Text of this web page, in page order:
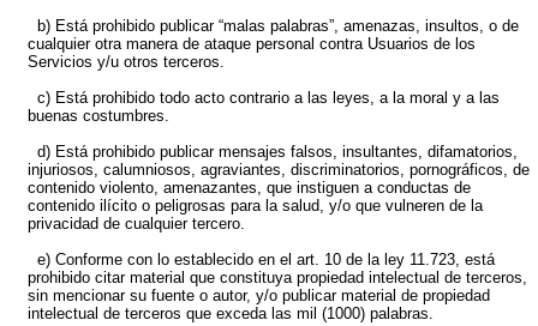
b) Está prohibido publicar “malas palabras”, amenazas, insultos, o de
cualquier otra manera de ataque personal contra Usuarios de los
Servicios y/u otros terceros.
c) Está prohibido todo acto contrario a las leyes, a la moral y a las
buenas costumbres.
d) Está prohibido publicar mensajes falsos, insultantes, difamatorios,
injuriosos, calumniosos, agraviantes, discriminatorios, pornográficos, de
contenido violento, amenazantes, que instiguen a conductas de
contenido ilícito o peligrosas para la salud, y/o que vulneren de la
privacidad de cualquier tercero.
e) Conforme con lo establecido en el art. 10 de la ley 11.723, está
prohibido citar material que constituya propiedad intelectual de terceros,
sin mencionar su fuente o autor, y/o publicar material de propiedad
intelectual de terceros que exceda las mil (1000) palabras.